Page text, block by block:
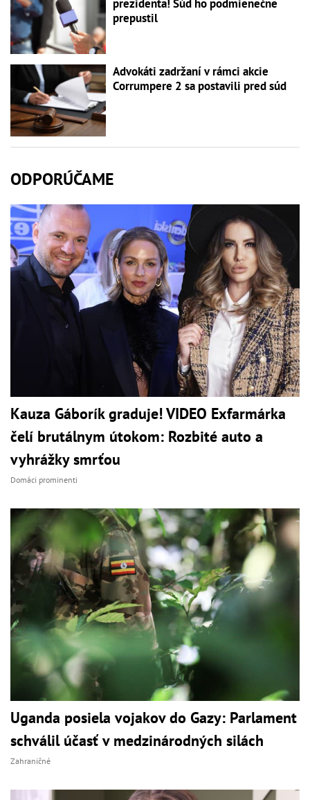
prezidenta! Súd ho podmienečne
prepustil
Advokáti zadržaní v rámci akcie
Corrumpere 2 sa postavili pred súd
ODPORÚČAME
Kauza Gáborík graduje! VIDEO Exfarmárka
čelí brutálnym útokom: Rozbité auto a
vyhrážky smrťou
Domáci prominenti
Uganda posiela vojakov do Gazy: Parlament
schválil účasť v medzinárodných silách
Zahraničné